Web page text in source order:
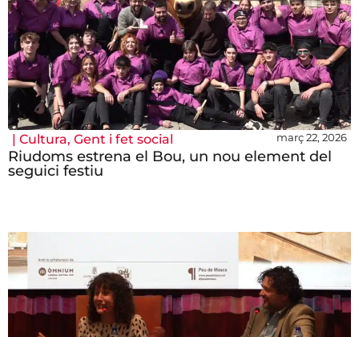
| Cultura, Gent i fet social març 22, 2026
Riudoms estrena el Bou, un nou element del
seguici festiu